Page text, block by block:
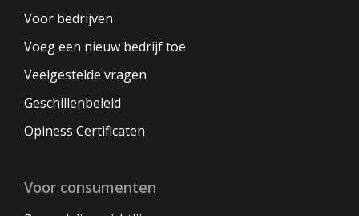
Voor bedrijven
Voeg een nieuw bedrijf toe
Veelgestelde vragen
Geschillenbeleid
Opiness Certificaten
Voor consumenten